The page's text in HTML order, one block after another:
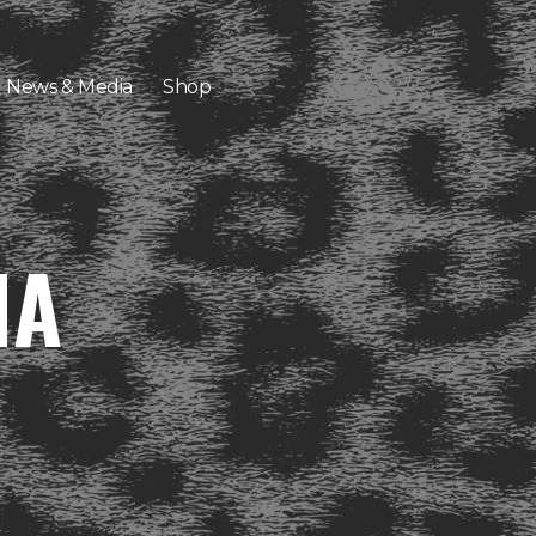
News & Media Shop